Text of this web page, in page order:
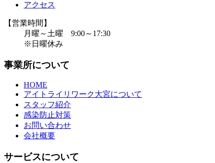
アクセス
【営業時間】
月曜～土曜 9:00～17:30
※日曜休み
事業所について
HOME
アイトライリワーク大宮について
スタッフ紹介
感染防止対策
お問い合わせ
会社概要
サービスについて